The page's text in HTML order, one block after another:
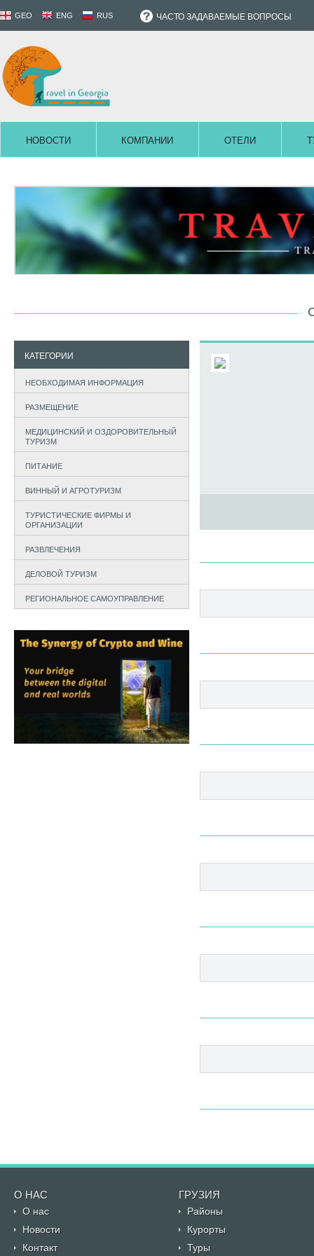
GEO ENG RUS ЧАСТО ЗАДАВАЕМЫЕ ВОПРОСЫ
НОВОСТИ КОМПАНИИ ОТЕЛИ
КАТЕГОРИИ
НЕОБХОДИМАЯ ИНФОРМАЦИЯ
РАЗМЕЩЕНИЕ
МЕДИЦИНСКИЙ И ОЗДОРОВИТЕЛЬНЫЙ
ТУРИЗМ
ПИТАНИЕ
ВИННЫЙ И АГРОТУРИЗМ
ТУРИСТИЧЕСКИЕ ФИРМЫ И
ОРГАНИЗАЦИИ
РАЗВЛЕЧЕНИЯ
ДЕЛОВОЙ ТУРИЗМ
РЕГИОНАЛЬНОЕ САМОУПРАВЛЕНИЕ
О НАС ГРУЗИЯ
О нас
Районы
Новости
Курорты
Контакт
Туры